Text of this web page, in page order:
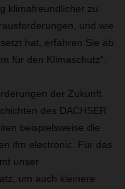
klimafreundlicher zu
und wie
hat, erfahren Sie ab
für den Klimaschutz“.
der Zukunft
des DACHSER
beispielsweise die
ifm electronic. Für das
unser
um auch kleinere